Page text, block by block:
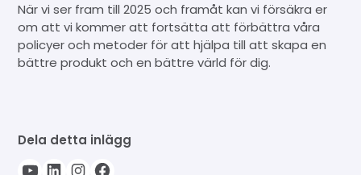
När vi ser fram till 2025 och framåt kan vi försäkra er
om att vi kommer att fortsätta att förbättra våra
policyer och metoder för att hjälpa till att skapa en
bättre produkt och en bättre värld för dig.
Dela detta inlägg